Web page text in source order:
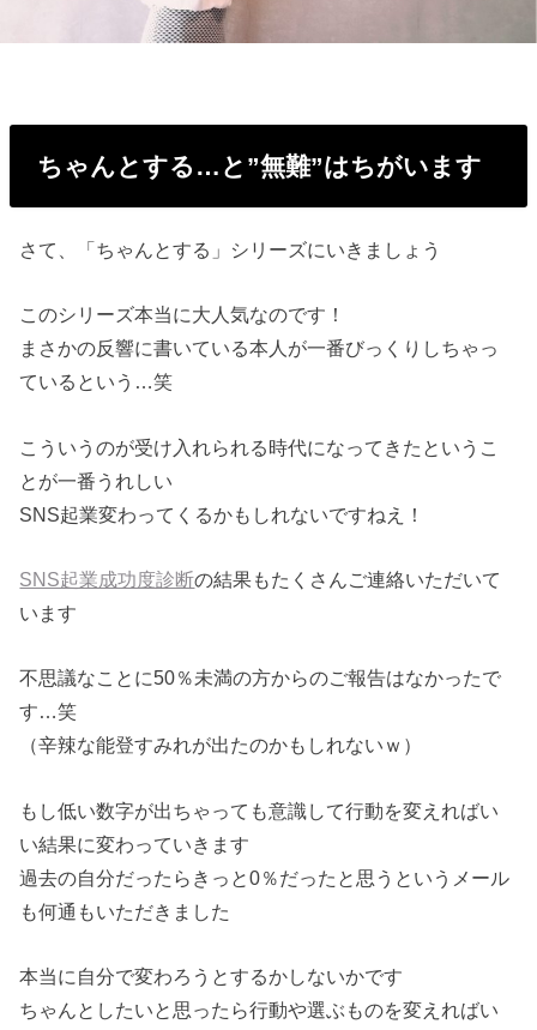
ちゃんとする…と”無難”はちがいます
さて、「ちゃんとする」シリーズにいきましょう
このシリーズ本当に大人気なのです！
まさかの反響に書いている本人が一番びっくりしちゃっ
ているという…笑
こういうのが受け入れられる時代になってきたというこ
とが一番うれしい
SNS起業変わってくるかもしれないですねえ！
SNS起業成功度診断の結果もたくさんご連絡いただいて
います
不思議なことに50％未満の方からのご報告はなかったで
す…笑
（辛辣な能登すみれが出たのかもしれないｗ）
もし低い数字が出ちゃっても意識して行動を変えればい
い結果に変わっていきます
過去の自分だったらきっと0％だったと思うというメール
も何通もいただきました
本当に自分で変わろうとするかしないかです
ちゃんとしたいと思ったら行動や選ぶものを変えればい